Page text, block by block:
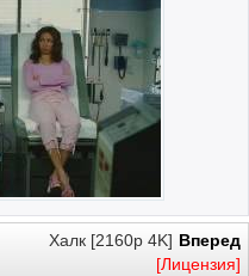
Вперед
Халк [2160p 4K]
[Лицензия]